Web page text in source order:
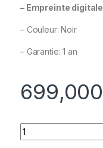
– Empreinte digitale
– Couleur: Noir
– Garantie: 1 an